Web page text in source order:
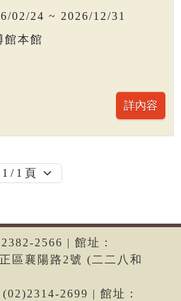
02/24 ~ 2026/12/31
館本館
2566 | 館址：
區襄陽路2號 (二二八和
2699 | 館址：